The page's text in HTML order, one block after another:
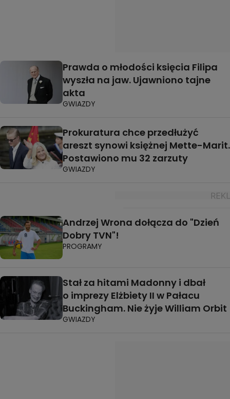
Prawda o młodości księcia Filipa
wyszła na jaw. Ujawniono tajne
akta
GWIAZDY
Prokuratura chce przedłużyć
areszt synowi księżnej Mette-Marit.
Postawiono mu 32 zarzuty
GWIAZDY
Andrzej Wrona dołącza do "Dzień
Dobry TVN"!
PROGRAMY
Stał za hitami Madonny i dbał
o imprezy Elżbiety II w Pałacu
Buckingham. Nie żyje William Orbit
GWIAZDY